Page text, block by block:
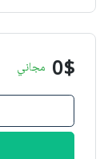
0$ مجاني